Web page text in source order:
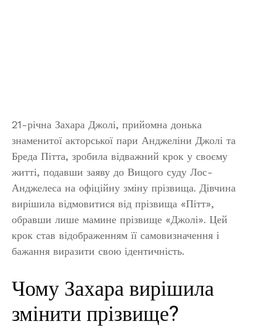
21-річна Захара Джолі, прийомна донька
знаменитої акторської пари Анджеліни Джолі та
Бреда Пітта, зробила відважний крок у своєму
житті, подавши заяву до Вищого суду Лос-
Анджелеса на офіційну зміну прізвища. Дівчина
вирішила відмовитися від прізвища «Пітт»,
обравши лише мамине прізвище «Джолі». Цей
крок став відображенням її самовизначення і
бажання виразити свою ідентичність.
Чому Захара вирішила
змінити прізвище?